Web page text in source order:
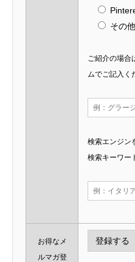
その他
ご紹介の場合
ムでご記入く
検索エンジン
検索キーワー
お得なメ
ルマガ登